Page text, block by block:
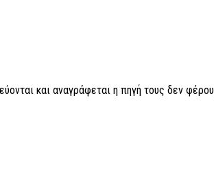
και αναγράφεται η πηγή τους δεν